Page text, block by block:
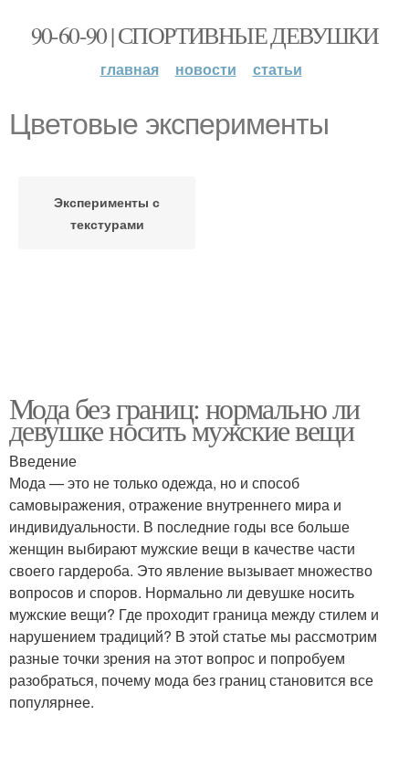
90-60-90 | СПОРТИВНЫЕ ДЕВУШКИ
главная новости статьи
Цветовые эксперименты
Эксперименты с
текстурами
Мода без границ: нормально ли
девушке носить мужские вещи
Введение
Мода — это не только одежда, но и способ
самовыражения, отражение внутреннего мира и
индивидуальности. В последние годы все больше
женщин выбирают мужские вещи в качестве части
своего гардероба. Это явление вызывает множество
вопросов и споров. Нормально ли девушке носить
мужские вещи? Где проходит граница между стилем и
нарушением традиций? В этой статье мы рассмотрим
разные точки зрения на этот вопрос и попробуем
разобраться, почему мода без границ становится все
популярнее.